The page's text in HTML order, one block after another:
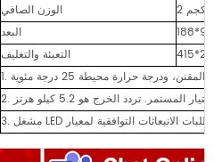
الوزن الصافي
2 كجم
البعد
التعبئة والتغليف